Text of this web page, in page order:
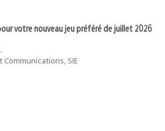
votre nouveau jeu préféré de juillet 2026
SIE